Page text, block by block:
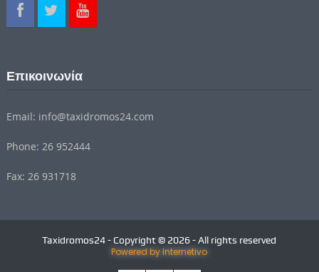
Επικοινωνία
Email: info@taxidromos24.com
Phone: 26 952444
Fax: 26 931718
Taxidromos24 - Copyright © 2026 - All rights reserved
Powered by Internetivo